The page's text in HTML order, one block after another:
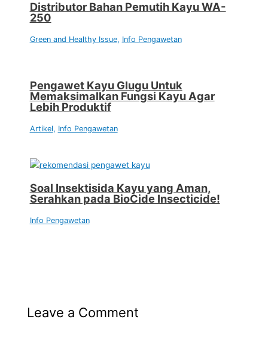
Distributor Bahan Pemutih Kayu WA-
250
Green and Healthy Issue, Info Pengawetan
Pengawet Kayu Glugu Untuk
Memaksimalkan Fungsi Kayu Agar
Lebih Produktif
Artikel, Info Pengawetan
Soal Insektisida Kayu yang Aman,
Serahkan pada BioCide Insecticide!
Info Pengawetan
Leave a Comment